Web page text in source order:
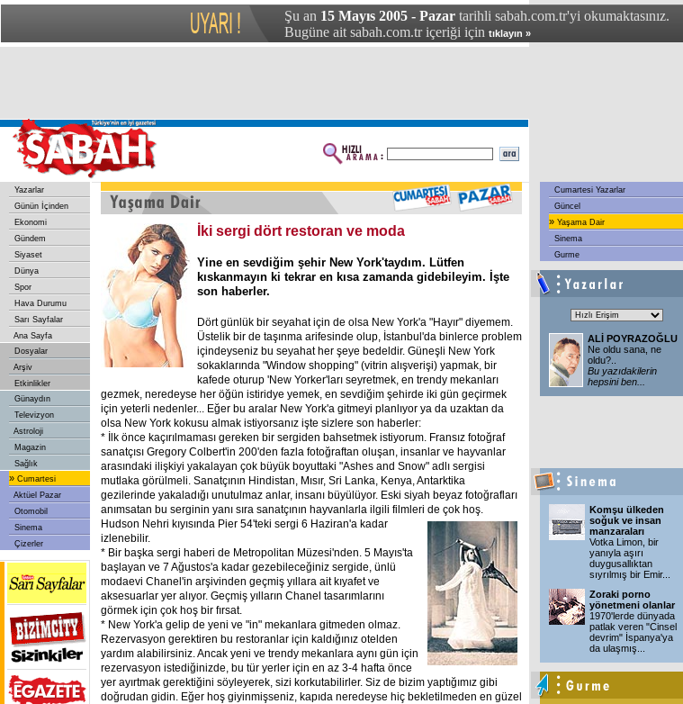
Şu an 15 Mayıs 2005 - Pazar tarihli sabah.com.tr'yi okumaktasınız.
Bugüne ait sabah.com.tr içeriği için tıklayın »
Yazarlar
Günün İçinden
Ekonomi
Gündem
Siyaset
Dünya
Spor
Hava Durumu
Sarı Sayfalar
Ana Sayfa
Dosyalar
Arşiv
Etkinlikler
Günaydın
Televizyon
Astroloji
Magazin
Sağlık
» Cumartesi
Aktüel Pazar
Otomobil
Sinema
Çizerler
İki sergi dört restoran ve moda
Yine en sevdiğim şehir New York'taydım. Lütfen
kıskanmayın ki tekrar en kısa zamanda gidebileyim. İşte
son haberler.
Dört günlük bir seyahat için de olsa New York'a "Hayır" diyemem.
Üstelik bir de taşınma arifesinde olup, İstanbul'da binlerce problem
içindeyseniz bu seyahat her şeye bedeldir. Güneşli New York
sokaklarında "Window shopping" (vitrin alışverişi) yapmak, bir
kafede oturup 'New Yorker'ları seyretmek, en trendy mekanları
gezmek, neredeyse her öğün istiridye yemek, en sevdiğim şehirde iki gün geçirmek
için yeterli nedenler... Eğer bu aralar New York'a gitmeyi planlıyor ya da uzaktan da
olsa New York kokusu almak istiyorsanız işte sizlere son haberler:
* İlk önce kaçırılmaması gereken bir sergiden bahsetmek istiyorum. Fransız fotoğraf
sanatçısı Gregory Colbert'in 200'den fazla fotoğraftan oluşan, insanlar ve hayvanlar
arasındaki ilişkiyi yakalayan çok büyük boyuttaki "Ashes and Snow" adlı sergisi
mutlaka görülmeli. Sanatçının Hindistan, Mısır, Sri Lanka, Kenya, Antarktika
gezilerinde yakaladığı unutulmaz anlar, insanı büyülüyor. Eski siyah beyaz fotoğrafları
anımsatan bu serginin yanı sıra sanatçının hayvanlarla ilgili filmleri de çok hoş.
Hudson Nehri kıyısında Pier 54'teki sergi 6 Haziran'a kadar
izlenebilir.
* Bir başka sergi haberi de Metropolitan Müzesi'nden. 5 Mayıs'ta
başlayan ve 7 Ağustos'a kadar gezebileceğiniz sergide, ünlü
modaevi Chanel'in arşivinden geçmiş yıllara ait kıyafet ve
aksesuarlar yer alıyor. Geçmiş yılların Chanel tasarımlarını
görmek için çok hoş bir fırsat.
* New York'a gelip de yeni ve "in" mekanlara gitmeden olmaz.
Rezervasyon gerektiren bu restoranlar için kaldığınız otelden
yardım alabilirsiniz. Ancak yeni ve trendy mekanlara aynı gün için
rezervasyon istediğinizde, bu tür yerler için en az 3-4 hafta önce
yer ayırtmak gerektiğini söyleyerek, sizi korkutabilirler. Siz de bizim yaptığımız gibi
doğrudan gidin. Eğer hoş giyinmişseniz, kapıda neredeyse hiç bekletilmeden en güzel
Cumartesi Yazarlar
Güncel
» Yaşama Dair
Sinema
Gurme
ALİ POYRAZOĞLU
Ne oldu sana, ne
oldu?..
Bu yazıdakilerin
hepsini ben
Komşu ülkeden
soğuk ve insan
manzaraları
Votka Limon, bir
yanıyla aşırı
duygusallıktan
sıyrılmış bir Emir...
Zoraki porno
yönetmeni olanlar
1970'lerde dünyada
patlak veren "Cinsel
devrim" İspanya'ya
da ulaşmış